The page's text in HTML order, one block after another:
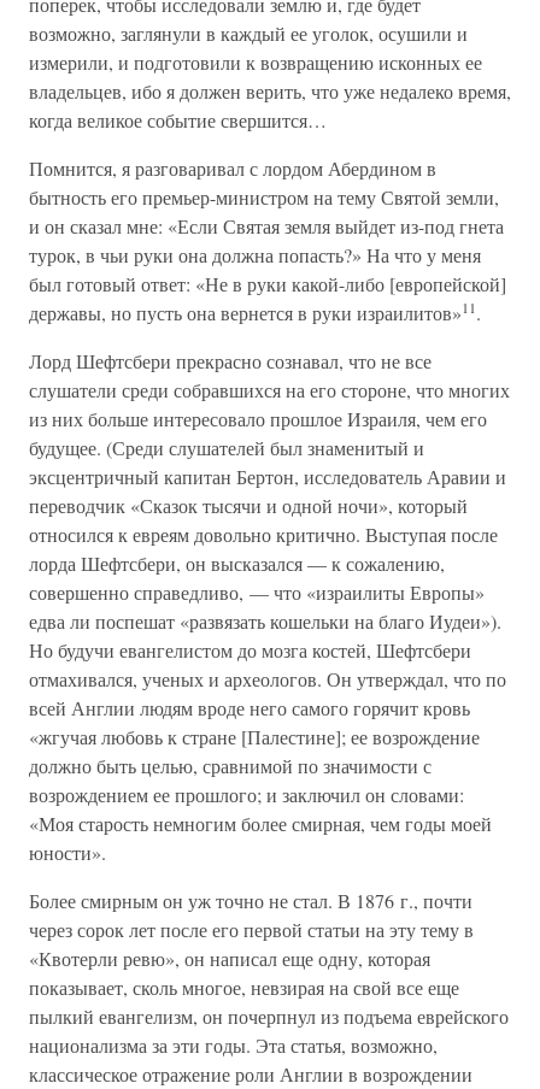
возможно, заглянули в каждый ее уголок, осушили и
измерили, и подготовили к возвращению исконных ее
владельцев, ибо я должен верить, что уже недалеко время,
когда великое событие свершится…
Помнится, я разговаривал с лордом Абердином в
бытность его премьер-министром на тему Святой земли,
и он сказал мне: «Если Святая земля выйдет из-под гнета
турок, в чьи руки она должна попасть?» На что у меня
был готовый ответ: «Не в руки какой-либо [европейской]
державы, но пусть она вернется в руки израилитов»11.
Лорд Шефтсбери прекрасно сознавал, что не все
слушатели среди собравшихся на его стороне, что многих
из них больше интересовало прошлое Израиля, чем его
будущее. (Среди слушателей был знаменитый и
эксцентричный капитан Бертон, исследователь Аравии и
переводчик «Сказок тысячи и одной ночи», который
относился к евреям довольно критично. Выступая после
лорда Шефтсбери, он высказался — к сожалению,
совершенно справедливо, — что «израилиты Европы»
едва ли поспешат «развязать кошельки на благо Иудеи»).
Но будучи евангелистом до мозга костей, Шефтсбери
отмахивался, ученых и археологов. Он утверждал, что по
всей Англии людям вроде него самого горячит кровь
«жгучая любовь к стране [Палестине]; ее возрождение
должно быть целью, сравнимой по значимости с
возрождением ее прошлого; и заключил он словами:
«Моя старость немногим более смирная, чем годы моей
юности».
Более смирным он уж точно не стал. В 1876 г., почти
через сорок лет после его первой статьи на эту тему в
«Квотерли ревю», он написал еще одну, которая
показывает, сколь многое, невзирая на свой все еще
пылкий евангелизм, он почерпнул из подъема еврейского
национализма за эти годы. Эта статья, возможно,
классическое отражение роли Англии в возрождении